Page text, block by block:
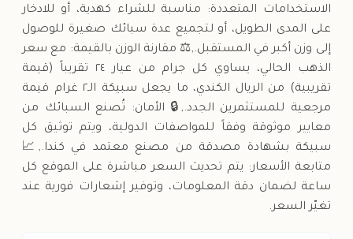
الاستخدامات المتعددة: مناسبة للشراء كهدية، أو للادخار
على المدى الطويل، أو لتجميع عدة سبائك صغيرة للوصول
إلى وزن أكبر في المستقبل.,⚖️ مقارنة الوزن بالقيمة: مع سعر
الذهب الحالي، يساوي كل جرام من عيار ٢٤ تقريباً (قيمة
تقريبية) من الريال الكندي، ما يجعل سبيكة الـ٢ غرام قيمة
مرجعية للمستثمرين الجدد.,🔒 الأمان: تُصنع السبائك من
معايير موثوقة وفقاً للمواصفات الدولية، ويتم توثيق كل
سبيكة بشهادة مصدقة من مصنع معتمد في كندا.,📈
متابعة الأسعار: يتم تحديث السعر مباشرة على الموقع كل
ساعة لضمان دقة المعلومات، وتوفير إشعارات فورية عند
تغيّر السعر.